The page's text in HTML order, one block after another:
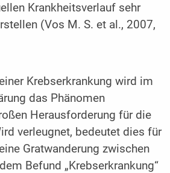
Krankheitsverlauf sehr
(Vos M. S. et al., 2007,
Krebserkrankung wird im
das Phänomen
Herausforderung für die
verleugnet, bedeutet dies für
Gratwanderung zwischen
Befund „Krebserkrankung“